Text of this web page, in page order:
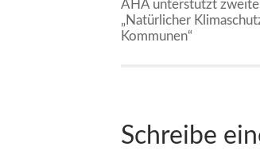
AHA unterstützt
„Natürlicher
Kommunen“
Schreibe